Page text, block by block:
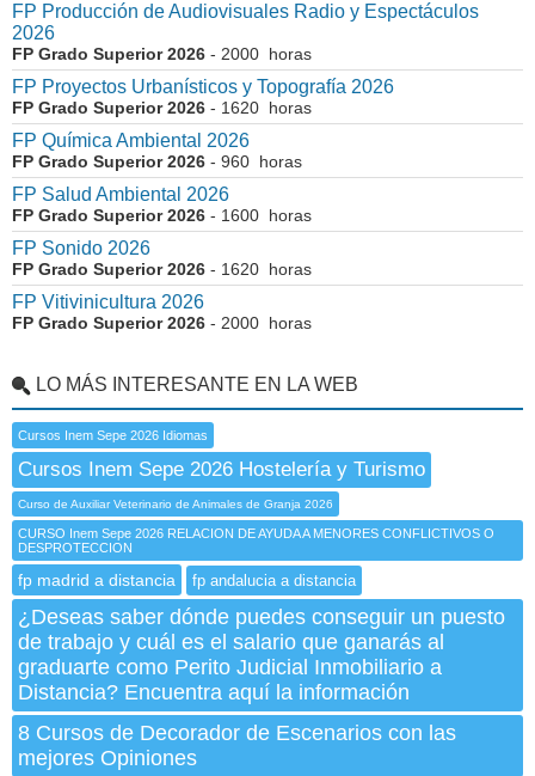
FP Producción de Audiovisuales Radio y Espectáculos
2026
FP Grado Superior 2026 - 2000 horas
FP Proyectos Urbanísticos y Topografía 2026
FP Grado Superior 2026 - 1620 horas
FP Química Ambiental 2026
FP Grado Superior 2026 - 960 horas
FP Salud Ambiental 2026
FP Grado Superior 2026 - 1600 horas
FP Sonido 2026
FP Grado Superior 2026 - 1620 horas
FP Vitivinicultura 2026
FP Grado Superior 2026 - 2000 horas
LO MÁS INTERESANTE EN LA WEB
Cursos Inem Sepe 2026 Idiomas
Cursos Inem Sepe 2026 Hostelería y Turismo
Curso de Auxiliar Veterinario de Animales de Granja 2026
CURSO Inem Sepe 2026 RELACION DE AYUDA A MENORES CONFLICTIVOS O
DESPROTECCION
fp madrid a distancia fp andalucia a distancia
¿Deseas saber dónde puedes conseguir un puesto
de trabajo y cuál es el salario que ganarás al
graduarte como Perito Judicial Inmobiliario a
Distancia? Encuentra aquí la información
8 Cursos de Decorador de Escenarios con las
mejores Opiniones